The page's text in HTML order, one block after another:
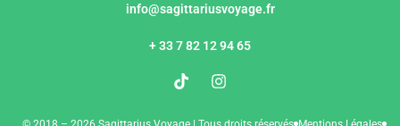
info@sagittariusvoyage.fr
+ 33 7 82 12 94 65